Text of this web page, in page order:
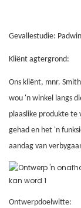
Gevallestudie:
Kliënt agtergrond:
Ons kliënt, mnr.
wou 'n winkel langs
plaaslike produkte te
gehad en het 'n
aandag van
Ontwerpdoelwitte: